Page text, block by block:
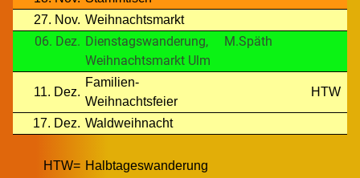
27. Nov. Weihnachtsmarkt
06. Dez. Dienstagswanderung,
Weihnachtsmarkt Ulm
M.Späth
11. Dez.
Familien-
Weihnachtsfeier
HTW
17. Dez. Waldweihnacht
HTW= Halbtageswanderung